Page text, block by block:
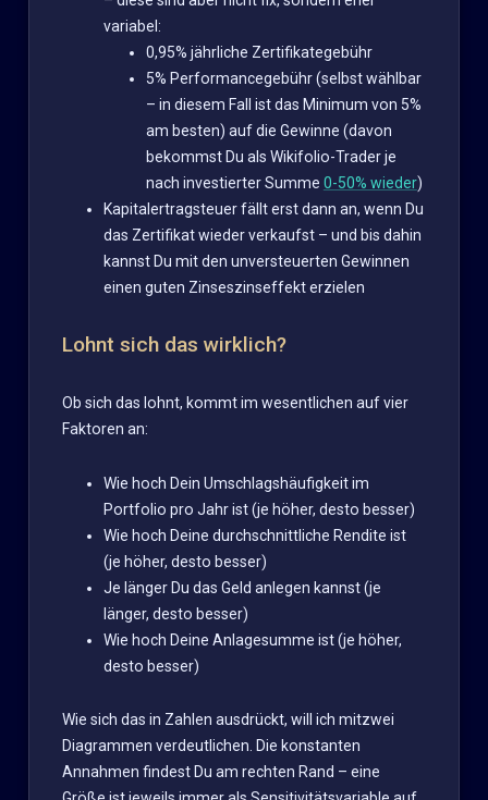
variabel:
0,95% jährliche Zertifikategebühr
5% Performancegebühr (selbst wählbar
– in diesem Fall ist das Minimum von 5%
am besten) auf die Gewinne (davon
bekommst Du als Wikifolio-Trader je
nach investierter Summe 0-50% wieder)
Kapitalertragsteuer fällt erst dann an, wenn Du
das Zertifikat wieder verkaufst – und bis dahin
kannst Du mit den unversteuerten Gewinnen
einen guten Zinseszinseffekt erzielen
Lohnt sich das wirklich?
Ob sich das lohnt, kommt im wesentlichen auf vier
Faktoren an:
Wie hoch Dein Umschlagshäufigkeit im
Portfolio pro Jahr ist (je höher, desto besser)
Wie hoch Deine durchschnittliche Rendite ist
(je höher, desto besser)
Je länger Du das Geld anlegen kannst (je
länger, desto besser)
Wie hoch Deine Anlagesumme ist (je höher,
desto besser)
Wie sich das in Zahlen ausdrückt, will ich mitzwei
Diagrammen verdeutlichen. Die konstanten
Annahmen findest Du am rechten Rand – eine